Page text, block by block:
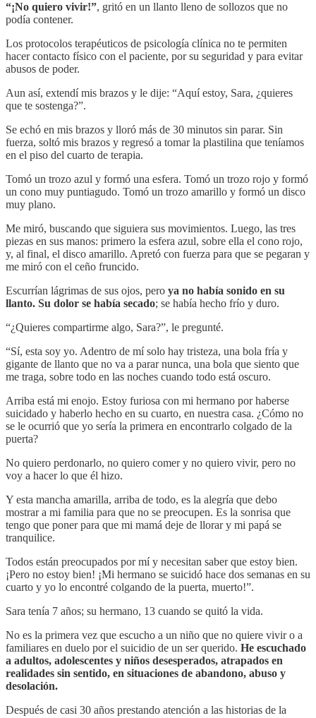
“¡No quiero vivir!”, gritó en un llanto lleno de sollozos que no
podía contener.
Los protocolos terapéuticos de psicología clínica no te permiten
hacer contacto físico con el paciente, por su seguridad y para evitar
abusos de poder.
Aun así, extendí mis brazos y le dije: “Aquí estoy, Sara, ¿quieres
que te sostenga?”.
Se echó en mis brazos y lloró más de 30 minutos sin parar. Sin
fuerza, soltó mis brazos y regresó a tomar la plastilina que teníamos
en el piso del cuarto de terapia.
Tomó un trozo azul y formó una esfera. Tomó un trozo rojo y formó
un cono muy puntiagudo. Tomó un trozo amarillo y formó un disco
muy plano.
Me miró, buscando que siguiera sus movimientos. Luego, las tres
piezas en sus manos: primero la esfera azul, sobre ella el cono rojo,
y, al final, el disco amarillo. Apretó con fuerza para que se pegaran y
me miró con el ceño fruncido.
Escurrían lágrimas de sus ojos, pero ya no había sonido en su
llanto. Su dolor se había secado; se había hecho frío y duro.
“¿Quieres compartirme algo, Sara?”, le pregunté.
“Sí, esta soy yo. Adentro de mí solo hay tristeza, una bola fría y
gigante de llanto que no va a parar nunca, una bola que siento que
me traga, sobre todo en las noches cuando todo está oscuro.
Arriba está mi enojo. Estoy furiosa con mi hermano por haberse
suicidado y haberlo hecho en su cuarto, en nuestra casa. ¿Cómo no
se le ocurrió que yo sería la primera en encontrarlo colgado de la
puerta?
No quiero perdonarlo, no quiero comer y no quiero vivir, pero no
voy a hacer lo que él hizo.
Y esta mancha amarilla, arriba de todo, es la alegría que debo
mostrar a mi familia para que no se preocupen. Es la sonrisa que
tengo que poner para que mi mamá deje de llorar y mi papá se
tranquilice.
Todos están preocupados por mí y necesitan saber que estoy bien.
¡Pero no estoy bien! ¡Mi hermano se suicidó hace dos semanas en su
cuarto y yo lo encontré colgando de la puerta, muerto!”.
Sara tenía 7 años; su hermano, 13 cuando se quitó la vida.
No es la primera vez que escucho a un niño que no quiere vivir o a
familiares en duelo por el suicidio de un ser querido. He escuchado
a adultos, adolescentes y niños desesperados, atrapados en
realidades sin sentido, en situaciones de abandono, abuso y
desolación.
Después de casi 30 años prestando atención a las historias de la